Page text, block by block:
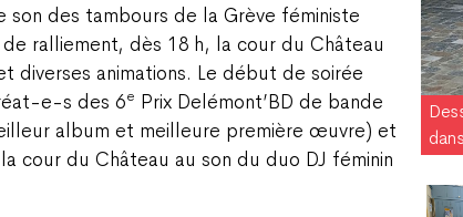
des tambours de la Grève féministe
ralliement, dès 18 h, la cour du Château
diverses animations. Le début de soirée
e-s des 6e Prix Delémont’BD de bande
album et meilleure première œuvre) et
cour du Château au son du duo DJ féminin